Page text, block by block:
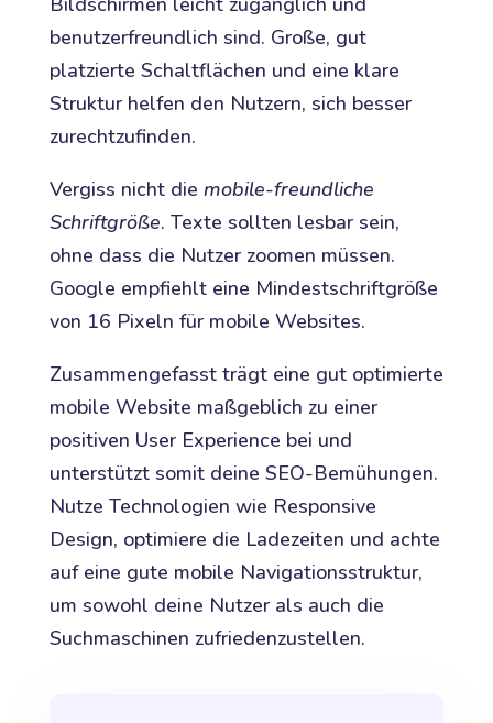
benutzerfreundlich sind. Große, gut
platzierte Schaltflächen und eine klare
Struktur helfen den Nutzern, sich besser
zurechtzufinden.
Vergiss nicht die mobile-freundliche
Schriftgröße. Texte sollten lesbar sein,
ohne dass die Nutzer zoomen müssen.
Google empfiehlt eine Mindestschriftgröße
von 16 Pixeln für mobile Websites.
Zusammengefasst trägt eine gut optimierte
mobile Website maßgeblich zu einer
positiven User Experience bei und
unterstützt somit deine SEO-Bemühungen.
Nutze Technologien wie Responsive
Design, optimiere die Ladezeiten und achte
auf eine gute mobile Navigationsstruktur,
um sowohl deine Nutzer als auch die
Suchmaschinen zufriedenzustellen.